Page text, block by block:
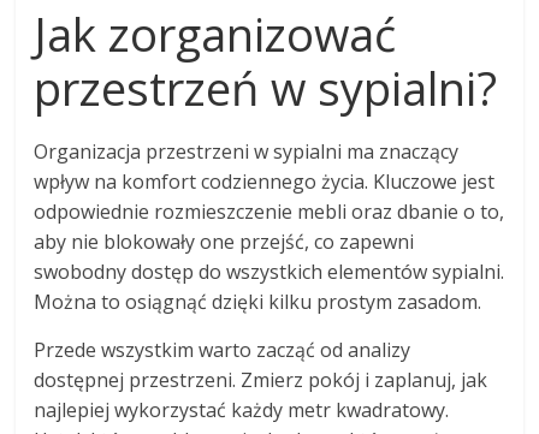
Jak zorganizować
przestrzeń w sypialni?
Organizacja przestrzeni w sypialni ma znaczący
wpływ na komfort codziennego życia. Kluczowe jest
odpowiednie rozmieszczenie mebli oraz dbanie o to,
aby nie blokowały one przejść, co zapewni
swobodny dostęp do wszystkich elementów sypialni.
Można to osiągnąć dzięki kilku prostym zasadom.
Przede wszystkim warto zacząć od analizy
dostępnej przestrzeni. Zmierz pokój i zaplanuj, jak
najlepiej wykorzystać każdy metr kwadratowy.